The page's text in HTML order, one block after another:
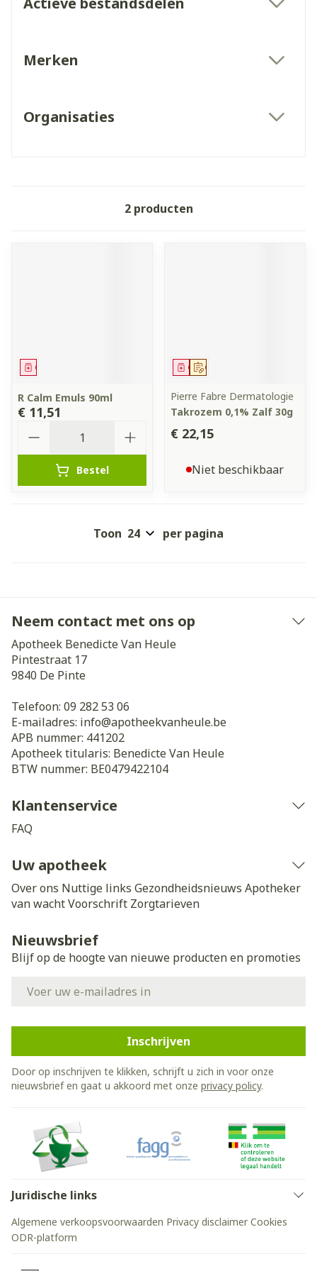
Merken
Organisaties
2producten
Geneesmiddel
R Calm Emuls 90ml
€ 11,51
Bestel
Op voorschrift
Geneesmiddel
Pierre Fabre Dermatologie
Takrozem 0,1% Zalf 30g
€ 22,15
Niet beschikbaar
Toon per pagina
Neem contact met ons op
Apotheek Benedicte Van Heule
Pintestraat 17
9840 De Pinte
Telefoon: 09 282 53 06
E-mailadres: info@apotheekvanheule.be
APB nummer: 441202
Apotheek titularis: Benedicte Van Heule
BTW nummer: BE0479422104
Klantenservice
FAQ
Uw apotheek
Over ons Nuttige links Gezondheidsnieuws Apotheker
van wachtVoorschrift Zorgtarieven
Nieuwsbrief
Blijf op de hoogte van nieuwe producten en promoties
Inschrijven
Door op inschrijven te klikken, schrijft u zich in voor onze
nieuwsbrief en gaat u akkoord met onze privacy policy.
Juridische links
Algemene verkoopsvoorwaarden Privacy disclaimer Cookies
ODR-platform